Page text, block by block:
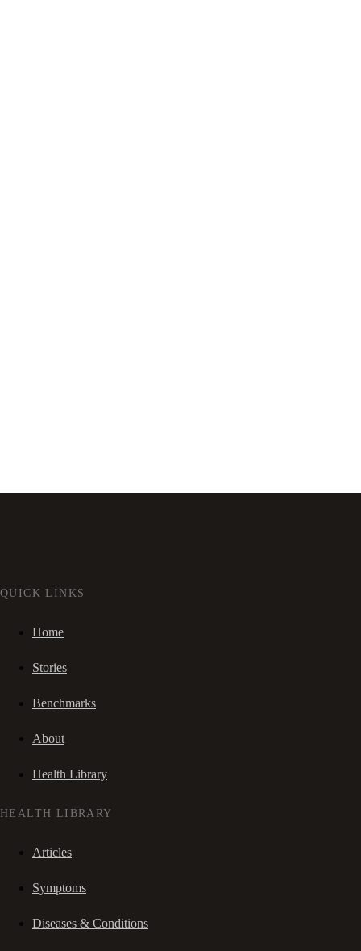
QUICK LINKS
Home
Stories
Benchmarks
About
Health Library
HEALTH LIBRARY
Articles
Symptoms
Diseases & Conditions